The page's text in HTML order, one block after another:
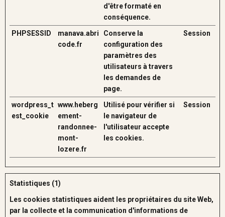
d'être formaté en
conséquence.
PHPSESSID
manava.abri
code.fr
Conserve la
configuration des
paramètres des
utilisateurs à travers
les demandes de
page.
Session
wordpress_t
est_cookie
www.heberg
ement-
randonnee-
mont-
lozere.fr
Utilisé pour vérifier si
le navigateur de
l'utilisateur accepte
les cookies.
Session
Statistiques (1)
Les cookies statistiques aident les propriétaires du site Web,
par la collecte et la communication d'informations de